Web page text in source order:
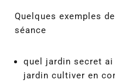
Quelques exemples
séance
quel jardin secret ai
jardin cultiver en